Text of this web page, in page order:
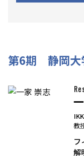
第6期 静岡大
教
フ
解